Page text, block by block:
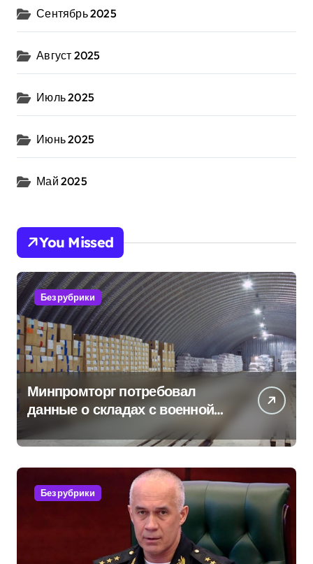
Сентябрь 2025
Август 2025
Июль 2025
Июнь 2025
Май 2025
You Missed
Без рубрики
Минпромторг потребовал
данные о складах с военной
продукцией: предприятия
обратились в СК
Без рубрики